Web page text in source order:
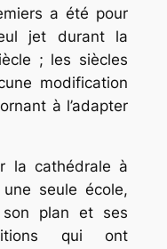
a été pour
jet durant la
; les siècles
modification
à l’adapter
la cathédrale à
seule école,
plan et ses
qui ont